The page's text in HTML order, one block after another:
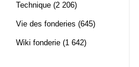
Technique (2 206)
Vie des fonderies (645)
Wiki fonderie (1 642)